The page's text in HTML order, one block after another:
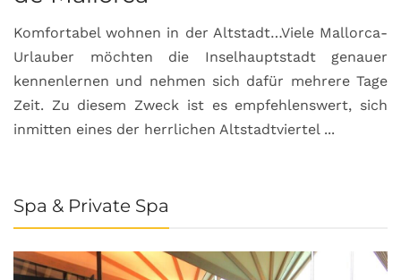
Komfortabel wohnen in der Altstadt…Viele Mallorca-
Urlauber möchten die Inselhauptstadt genauer
kennenlernen und nehmen sich dafür mehrere Tage
Zeit. Zu diesem Zweck ist es empfehlenswert, sich
inmitten eines der herrlichen Altstadtviertel ...
Spa & Private Spa